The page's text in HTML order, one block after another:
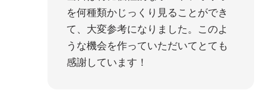
を何種類かじっくり見ることができ
て、大変参考になりました。このよ
うな機会を作っていただいてとても
感謝しています！